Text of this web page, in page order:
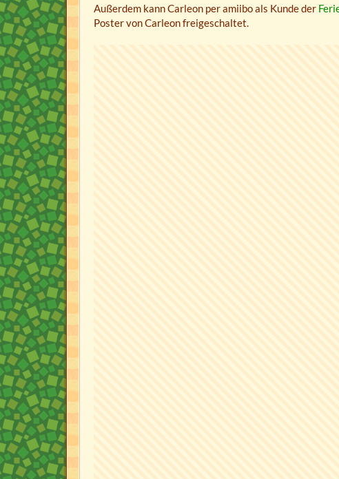
Außerdem kann Carleon per amiibo als Kunde der
Poster von Carleon freigeschaltet.